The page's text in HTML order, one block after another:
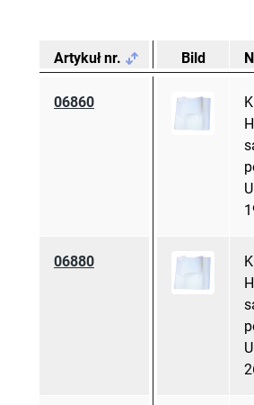
Artykuł nr. Bild
06860
06880